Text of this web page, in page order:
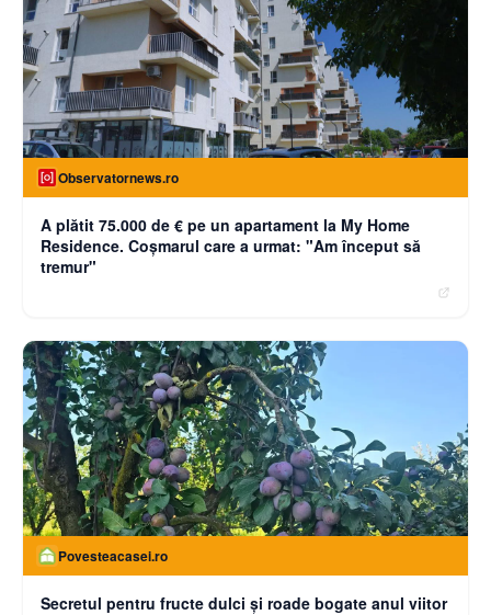
Observatornews.ro
A plătit 75.000 de € pe un apartament la My Home
Residence. Coşmarul care a urmat: "Am început să
tremur"
Povesteacasei.ro
Secretul pentru fructe dulci și roade bogate anul viitor